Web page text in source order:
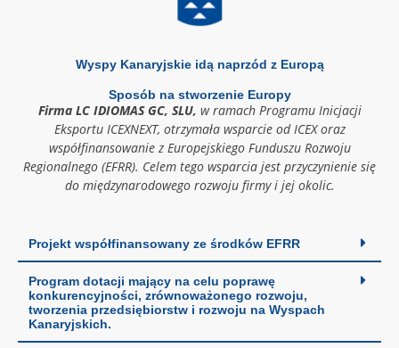
Wyspy Kanaryjskie idą naprzód z Europą
Sposób na stworzenie Europy
Firma LC IDIOMAS GC, SLU, w ramach Programu Inicjacji
Eksportu ICEXNEXT, otrzymała wsparcie od ICEX oraz
współfinansowanie z Europejskiego Funduszu Rozwoju
Regionalnego (EFRR). Celem tego wsparcia jest przyczynienie się
do międzynarodowego rozwoju firmy i jej okolic.
Projekt współfinansowany ze środków EFRR
Program dotacji mający na celu poprawę
konkurencyjności, zrównoważonego rozwoju,
tworzenia przedsiębiorstw i rozwoju na Wyspach
Kanaryjskich.